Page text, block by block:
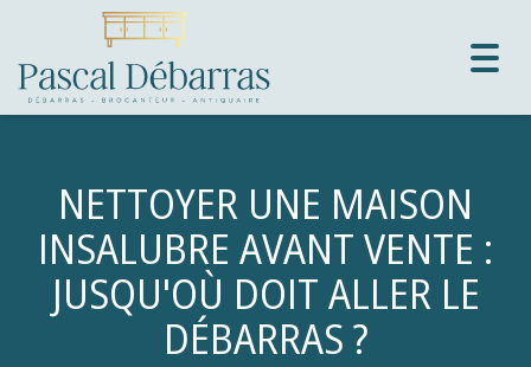
NETTOYER UNE MAISON
INSALUBRE AVANT VENTE :
JUSQU'OÙ DOIT ALLER LE
DÉBARRAS ?